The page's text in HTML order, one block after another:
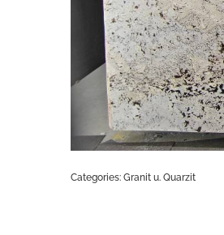
Categories: Granit u. Quarzit